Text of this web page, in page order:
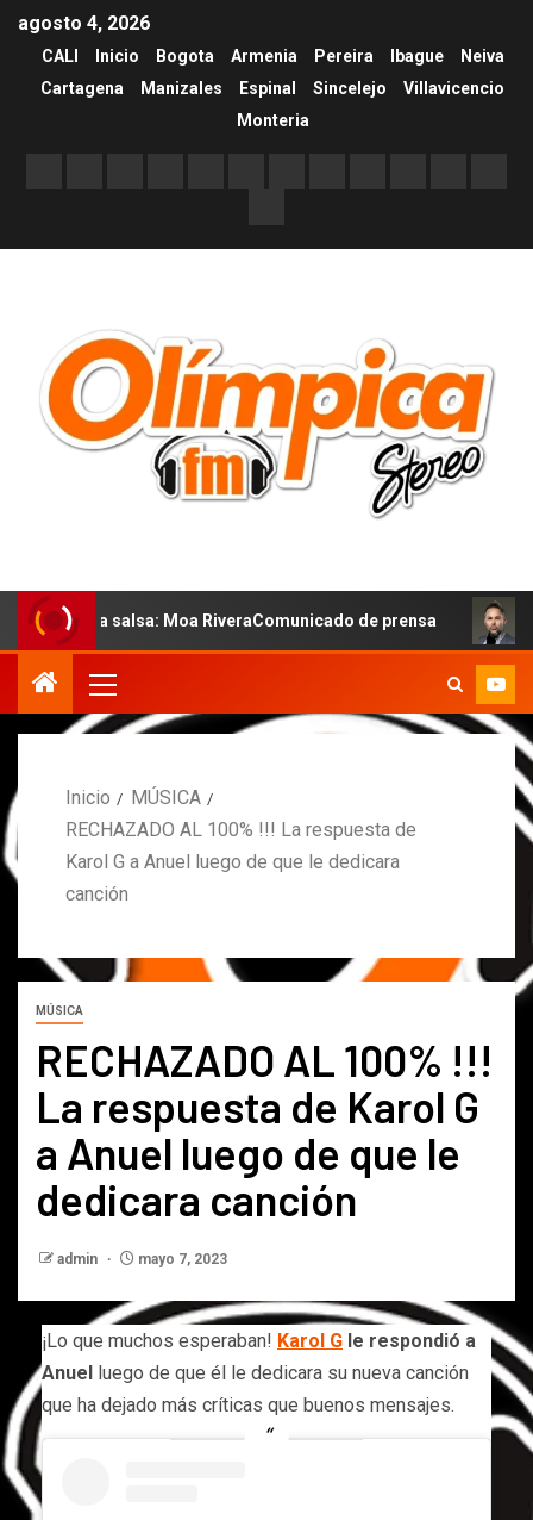
agosto 4, 2026
CALI Inicio Bogota Armenia Pereira Ibague
Neiva
Cartagena
Manizales Espinal Sincelejo
Villavicencio
Monteria
Moa RiveraComunicado de prensa MARCOS
Inicio
MÚSICA
RECHAZADO AL 100% !!! La respuesta de
Karol G a Anuel luego de que le dedicara
canción
MÚSICA
RECHAZADO AL 100% !!!
La respuesta de Karol G
a Anuel luego de que le
dedicara canción
admin mayo 7, 2023
¡Lo que muchos esperaban! Karol G le respondió a
Anuel luego de que él le dedicara su nueva canción
que ha dejado más críticas que buenos mensajes.